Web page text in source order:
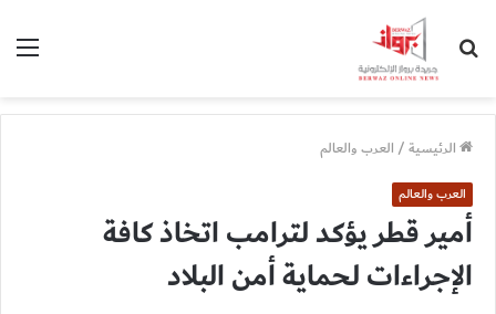
الرئيسية/العرب والعالم
العرب والعالم
أمير قطر يؤكد لترامب اتخاذ كافة
الإجراءات لحماية أمن البلاد